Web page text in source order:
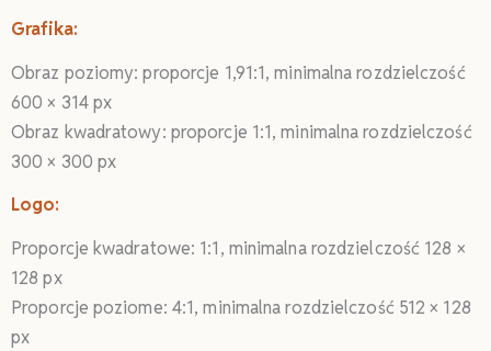
Grafika:
Obraz poziomy: proporcje 1,91:1, minimalna rozdzielczość
600 × 314 px
Obraz kwadratowy: proporcje 1:1, minimalna rozdzielczość
300 × 300 px
Logo:
Proporcje kwadratowe: 1:1, minimalna rozdzielczość 128 ×
128 px
Proporcje poziome: 4:1, minimalna rozdzielczość 512 × 128
px